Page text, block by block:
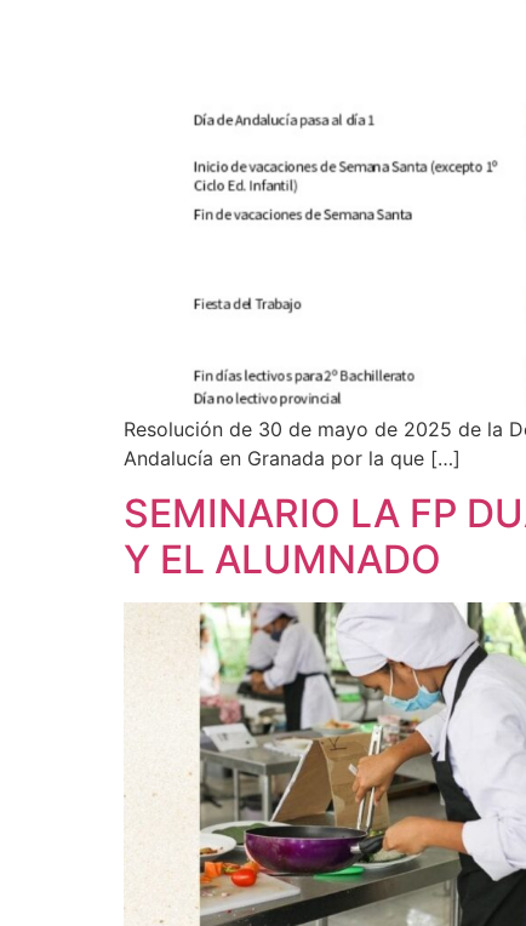
Resolución de 30 de mayo de 2025 de la
Andalucía en Granada por la que […]
SEMINARIO LA FP
Y EL ALUMNADO